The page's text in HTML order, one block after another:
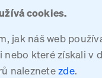
cookies.
jak náš web
které získali v
naleznetezde.